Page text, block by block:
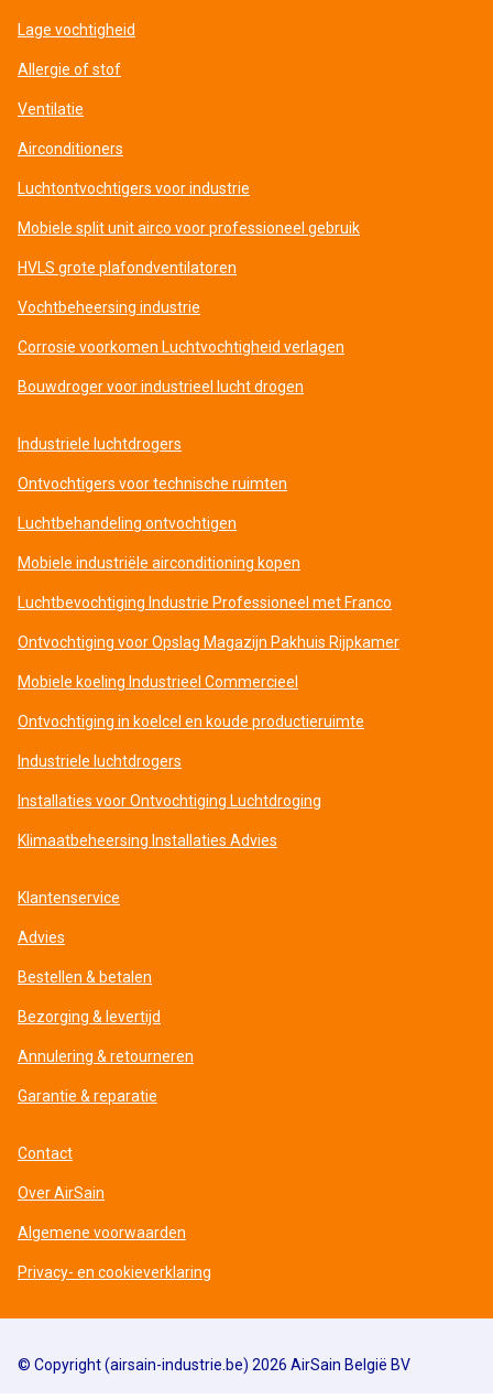
Lage vochtigheid
Allergie of stof
Ventilatie
Airconditioners
Luchtontvochtigers voor industrie
Mobiele split unit airco voor professioneel gebruik
HVLS grote plafondventilatoren
Vochtbeheersing industrie
Corrosie voorkomen Luchtvochtigheid verlagen
Bouwdroger voor industrieel lucht drogen
Industriele luchtdrogers
Ontvochtigers voor technische ruimten
Luchtbehandeling ontvochtigen
Mobiele industriële airconditioning kopen
Luchtbevochtiging Industrie Professioneel met Franco
Ontvochtiging voor Opslag Magazijn Pakhuis Rijpkamer
Mobiele koeling Industrieel Commercieel
Ontvochtiging in koelcel en koude productieruimte
Industriele luchtdrogers
Installaties voor Ontvochtiging Luchtdroging
Klimaatbeheersing Installaties Advies
Klantenservice
Advies
Bestellen & betalen
Bezorging & levertijd
Annulering & retourneren
Garantie & reparatie
Contact
Over AirSain
Algemene voorwaarden
Privacy- en cookieverklaring
© Copyright (airsain-industrie.be) 2026 AirSain België BV